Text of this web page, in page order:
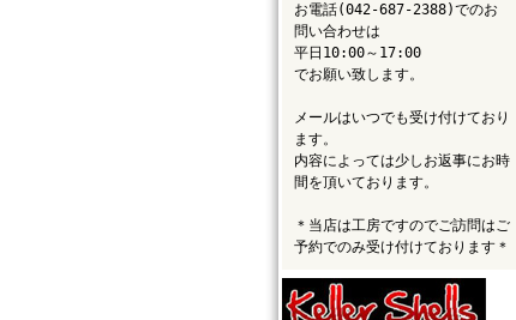
お電話(042-687-2388)でのお
問い合わせは
平日10:00～17:00
でお願い致します。
メールはいつでも受け付けており
ます。
内容によっては少しお返事にお時
間を頂いております。
＊当店は工房ですのでご訪問はご
予約でのみ受け付けております＊